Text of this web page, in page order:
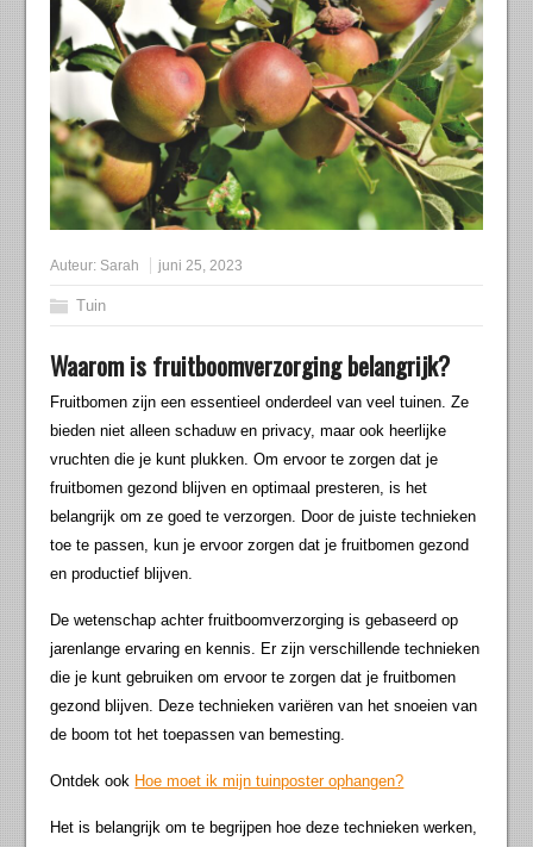
Auteur: Sarah juni 25, 2023
Tuin
Waarom is fruitboomverzorging belangrijk?
Fruitbomen zijn een essentieel onderdeel van veel tuinen. Ze
bieden niet alleen schaduw en privacy, maar ook heerlijke
vruchten die je kunt plukken. Om ervoor te zorgen dat je
fruitbomen gezond blijven en optimaal presteren, is het
belangrijk om ze goed te verzorgen. Door de juiste technieken
toe te passen, kun je ervoor zorgen dat je fruitbomen gezond
en productief blijven.
De wetenschap achter fruitboomverzorging is gebaseerd op
jarenlange ervaring en kennis. Er zijn verschillende technieken
die je kunt gebruiken om ervoor te zorgen dat je fruitbomen
gezond blijven. Deze technieken variëren van het snoeien van
de boom tot het toepassen van bemesting.
Ontdek ook Hoe moet ik mijn tuinposter ophangen?
Het is belangrijk om te begrijpen hoe deze technieken werken,